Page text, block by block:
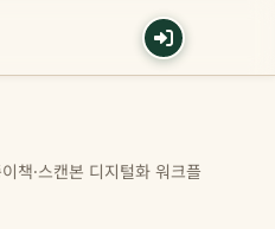
책·스캔본 디지털화 워크플